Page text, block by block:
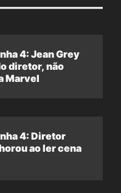
4: Jean Grey
diretor, não
Marvel
4: Diretor
ao ler cena